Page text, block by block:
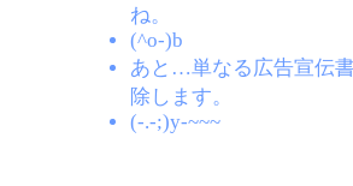
ね。
(^o-)b
あと…単なる広告宣伝
除します。
(-.-;)y-~~~